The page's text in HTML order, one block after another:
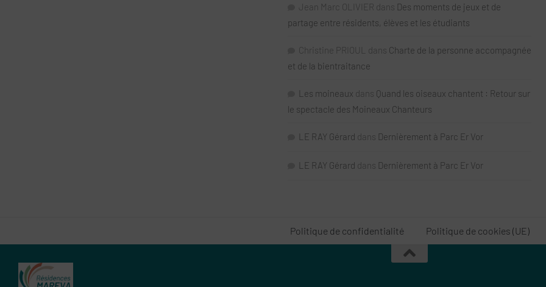
Jean Marc OLIVIER dans Des moments de jeux et de
partage entre résidents, élèves et les étudiants
Christine PRIOUL dans Charte de la personne accompagnée
et de la bientraitance
Les moineaux dans Quand les oiseaux chantent : Retour sur
le spectacle des Moineaux Chanteurs
LE RAY Gérard dans Dernièrement à Parc Er Vor
LE RAY Gérard dans Dernièrement à Parc Er Vor
Politique de confidentialité Politique de cookies (UE)